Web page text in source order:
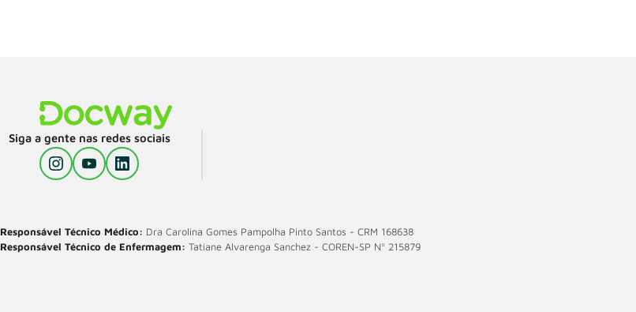
Siga a gente nas redes sociais
Responsável Técnico Médico: Dra Carolina Gomes Pampolha Pinto Santos - CRM 168638
Responsável Técnico de Enfermagem: Tatiane Alvarenga Sanchez - COREN-SP Nº 215879